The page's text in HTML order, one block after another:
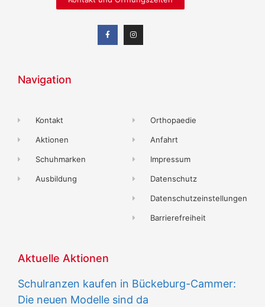
Navigation
Kontakt
Aktionen
Schuhmarken
Ausbildung
Orthopaedie
Anfahrt
Impressum
Datenschutz
Datenschutzeinstellungen
Barrierefreiheit
Aktuelle Aktionen
Schulranzen kaufen in Bückeburg-Cammer:
Die neuen Modelle sind da